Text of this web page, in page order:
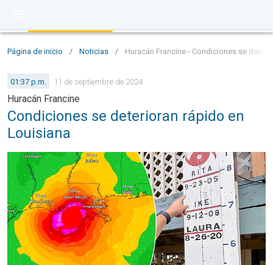
Página de inicio / Noticias / Huracán Francine - Condiciones se
01:37 p.m. 11 de septiembre de 2024
Huracán Francine
Condiciones se deterioran rápido en
Louisiana